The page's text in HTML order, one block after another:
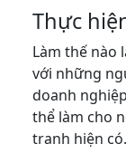
Thực
Làm thế nào
với những
doanh
thể làm cho
tranh hiện có.